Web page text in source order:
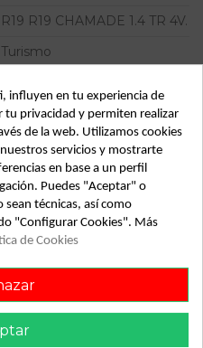
R19 R19 CHAMADE 1.4 TR 4V.
Turismo
367
100029330
izquierda para renault
OEM IAM
influyen en tu experiencia de
tu privacidad y permiten realizar
de la web. Utilizamos cookies
servicios y mostrarte
en base a un perfil
Puedes "Aceptar" o
sean técnicas, así como
"Configurar Cookies". Más
de Cookies